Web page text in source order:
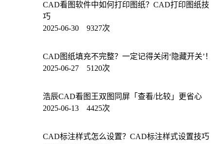
CAD看图软件中如何打印图纸？CAD打印图纸技
巧
2025-06-30 9327次
CAD图纸填充不完整？一定记得关闭‘隐藏开关’！
2025-06-27 5120次
浩辰CAD看图王双图同屏「查看/比较」更省心
2025-06-13 4425次
CAD标注样式怎么设置？CAD标注样式设置技巧